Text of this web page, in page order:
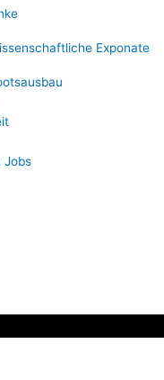
Exponate
Jobs